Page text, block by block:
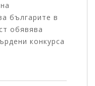
българите в
обявява
конкурса